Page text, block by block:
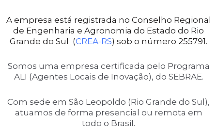
A empresa está registrada no Conselho Regional
de Engenharia e Agronomia do Estado do Rio
Grande do Sul (CREA-RS) sob o número 255791.
Somos uma empresa certificada pelo Programa
ALI (Agentes Locais de Inovação), do SEBRAE.
Com sede em São Leopoldo (Rio Grande do Sul),
atuamos de forma presencial ou remota em
todo o Brasil.